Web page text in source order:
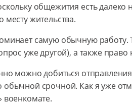
общежития есть далеко
месту жительства.
самую обычную работу.
уже другой), а также право
можно добиться
обычной срочной. Как я уже
военкомате.